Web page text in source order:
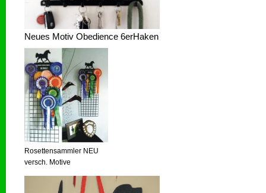
Neues Motiv Obedience 6erHaken
Rosettensammler NEU
versch. Motive